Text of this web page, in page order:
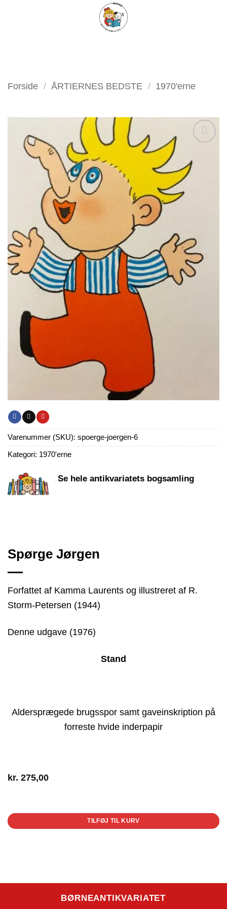
FILTER
Forside / ÅRTIERNES BEDSTE / 1970'erne
Varenummer (SKU): spoerge-joergen-6
Kategori: 1970'erne
Se hele antikvariatets bogsamling
Spørge Jørgen
Forfattet af Kamma Laurents og illustreret af R.
Storm-Petersen (1944)
Denne udgave (1976)
Stand
Aldersprægede brugsspor samt gaveinskription på
forreste hvide inderpapir
kr. 275,00
TILFØJ TIL KURV
BØRNEANTIKVARIATET